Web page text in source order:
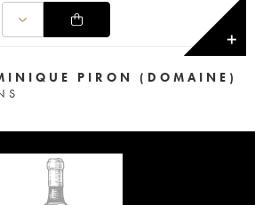
✕
PIRON (DOMAINE)